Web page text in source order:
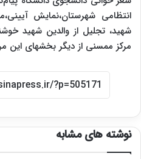
انتظامی شهرستان،نمایش
شهید، تجلیل از والدین شهید
مرکز ممسنی از دیگر بخشهای این
نوشته های مشابه